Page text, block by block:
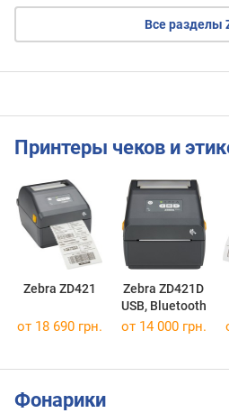
Все разделы
Принтеры чеков и
Zebra ZD421
Zebra ZD421D
USB, Bluetooth
от 18 690 грн. от 14 000 грн.
Фонарики